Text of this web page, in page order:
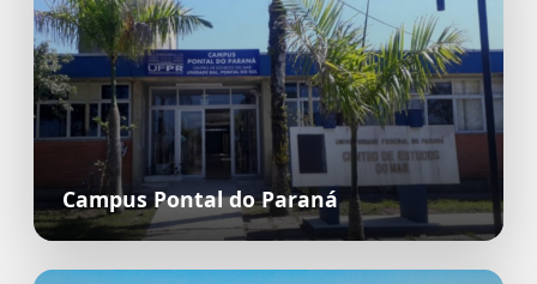
Campus Pontal do Paraná